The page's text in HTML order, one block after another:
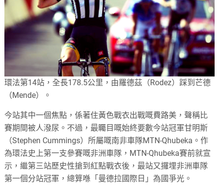
環法第14站，全長178.5公里，由羅德茲（Rodez）踩到芒德
（Mende）。
今站其中一個焦點，係著住黃色戰衣出戰嘅費路美，聲稱比
賽期間被人潑尿。不過，最矚目嘅始終要數今站冠軍甘明斯
（Stephen Cummings）所屬嘅南非車隊MTN-Qhubeka。作
為環法史上第一支參賽嘅非洲車隊，MTN-Qhubeka賽前就宣
示，繼第三站歷史性搶到紅點戰衣後，最站又攞埋非洲車隊
第一個分站冠軍，總算喺「曼德拉國際日」為國爭光。